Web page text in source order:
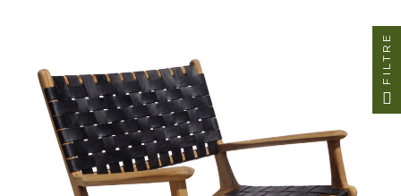
FILTRE